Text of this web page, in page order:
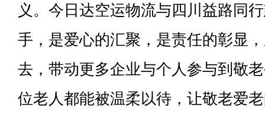
义。今日达空运物流与四川益路同
手，是爱心的汇聚，是责任的彰显
去，带动更多企业与个人参与到敬
位老人都能被温柔以待，让敬老爱